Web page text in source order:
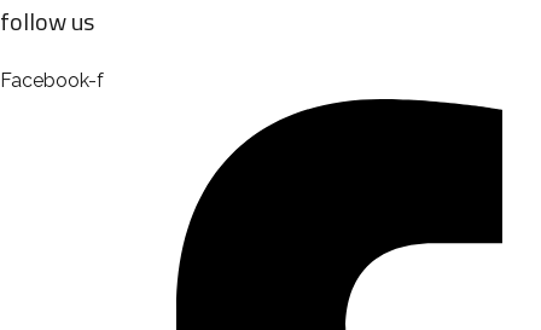
follow us
Facebook-f